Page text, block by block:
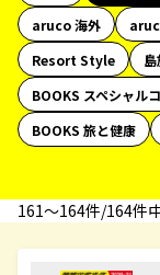
aruco 海外
Resort Style
BOOKS スペシャル
BOOKS 旅と健康
161〜164件/164件